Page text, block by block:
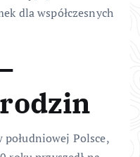
dla współczesnych
południowej Polsce,